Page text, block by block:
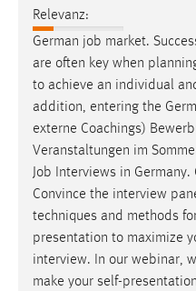
Relevanz:
German job market.
are often key when
to achieve an individual
addition, entering the
externe Coachings)
Veranstaltungen im
Job Interviews in
Convince the interview
techniques and methods
presentation to maximize
interview. In our webinar,
make your self-
Login
Name:
fe_user, be_user,
Zweck:
Dieser Cookie ist
einloggen zu können.
Cookie Laufzeit: